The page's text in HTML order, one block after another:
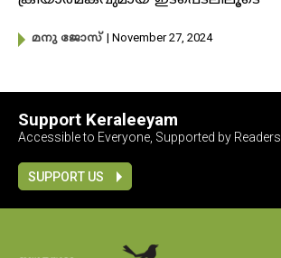
മനു ജോസ് | November 27, 2024
Support Keraleeyam
Accessible to Everyone, Supported by Readers
SUPPORT US